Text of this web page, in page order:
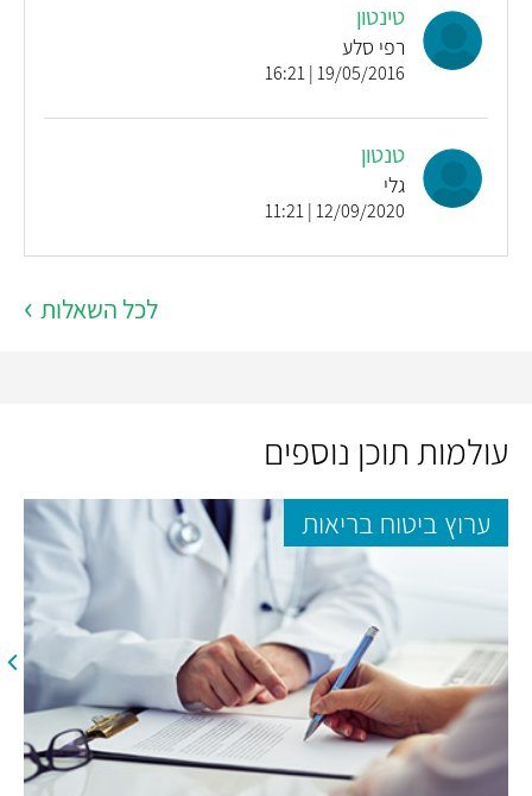
טינטון
רפי סלע
19/05/2016 | 16:21
טנטון
גלי
12/09/2020 | 11:21
לכל השאלות
עולמות תוכן נוספים
ערוץ ביטוח בריאות